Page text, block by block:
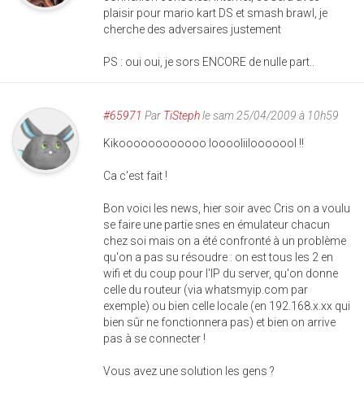
plaisir pour mario kart DS et smash brawl, je
cherche des adversaires justement
PS : oui oui, je sors ENCORE de nulle part..
#65971 Par TiStephle sam 25/04/2009 à 10h59
Kikoooooooooooo looooliilooooool !!
Ca c'est fait !
Bon voici les news, hier soir avec Cris on a voulu
se faire une partie snes en émulateur chacun
chez soi mais on a été confronté à un problème
qu'on a pas su résoudre : on est tous les 2 en
wifi et du coup pour l'IP du server, qu'on donne
celle du routeur (via whatsmyip.com par
exemple) ou bien celle locale (en 192.168.x.xx qui
bien sûr ne fonctionnera pas) et bien on arrive
pas à se connecter !
Vous avez une solution les gens ?